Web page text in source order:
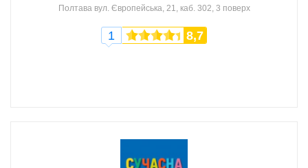
Полтава вул. Європейська, 21, каб. 302, 3 поверх
1 8,7